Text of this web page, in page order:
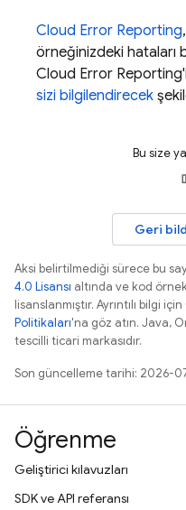
Cloud Error Reporting,
örneğinizdeki hataları
Cloud Error Reporting'i
sizi bilgilendirecek
Bu size
Geri
Aksi belirtilmediği sürece bu
4.0 Lisansı altında ve kod
lisanslanmıştır. Ayrıntılı bilgi için
Politikaları'na göz atın. Java,
tescilli ticari markasıdır.
Son güncelleme tarihi: 2026-
Öğrenme
Geliştirici kılavuzları
SDK ve API referansı